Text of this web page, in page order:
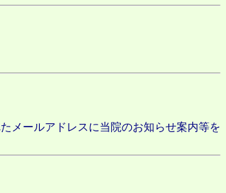
メールアドレスに当院のお知らせ案内等を